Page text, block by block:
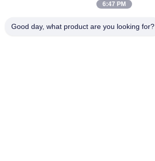
6:47 PM
Good day, what product are you looking for?